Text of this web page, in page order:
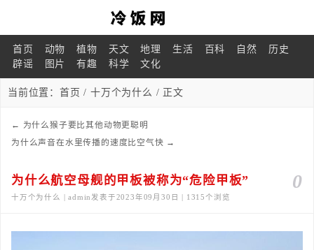
首页 动物 植物 天文 地理 生活 百科 自然
历史
辟谣
图片 有趣 科学 文化
当前位置： 首页 /十万个为什么 / 正文
← 为什么猴子要比其他动物更聪明
为什么声音在水里传播的速度比空气快 →
0
为什么航空母舰的甲板被称为“危险甲板”
十万个为什么 | admin发表于2023年09月30日 | 1315个浏览